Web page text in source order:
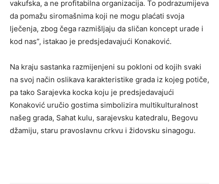
vakufska, a ne profitabilna organizacija. To podrazumijeva
da pomažu siromašnima koji ne mogu plaćati svoja
lječenja, zbog čega razmišljaju da sličan koncept urade i
kod nas”, istakao je predsjedavajući Konaković.
Na kraju sastanka razmijenjeni su pokloni od kojih svaki
na svoj način oslikava karakteristike grada iz kojeg potiče,
pa tako Sarajevka kocka koju je predsjedavajući
Konaković uručio gostima simbolizira multikulturalnost
našeg grada, Sahat kulu, sarajevsku katedralu, Begovu
džamiju, staru pravoslavnu crkvu i židovsku sinagogu.